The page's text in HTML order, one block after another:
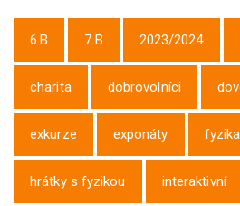
6.B 7.B 2023/2024
charita dobrovolníci
exkurze exponáty fyzika
hrátky s fyzikou interaktivní